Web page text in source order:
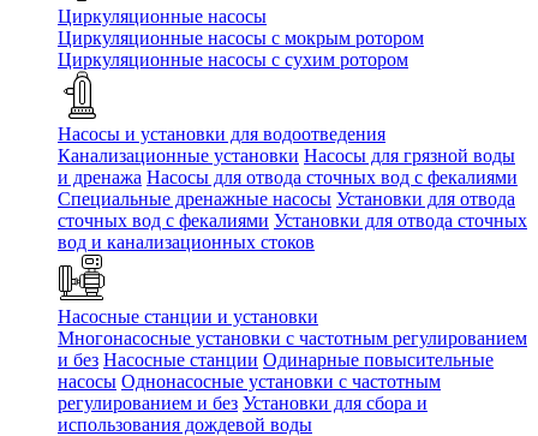
Циркуляционные насосы
Циркуляционные насосы с мокрым ротором
Циркуляционные насосы с сухим ротором
Насосы и установки для водоотведения
Канализационные установки Насосы для грязной воды
и дренажа Насосы для отвода сточных вод c фекалиями
Специальные дренажные насосы Установки для отвода
сточных вод c фекалиями Установки для отвода сточных
вод и канализационных стоков
Насосные станции и установки
Многонасосные установки с частотным регулированием
и без Насосные станции Одинарные повысительные
насосы Однонасосные установки с частотным
регулированием и без Установки для сбора и
использования дождевой воды